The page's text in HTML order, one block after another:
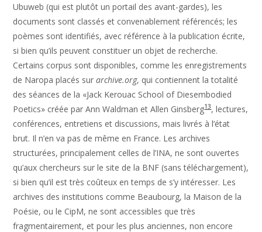
Ubuweb (qui est plutôt un portail des avant-gardes), les
documents sont classés et convenablement référencés; les
poèmes sont identifiés, avec référence à la publication écrite,
si bien qu’ils peuvent constituer un objet de recherche.
Certains corpus sont disponibles, comme les enregistrements
de Naropa placés surarchive.org, qui contiennent la totalité
des séances de la «Jack Kerouac School of Diesembodied
Poetics» créée par Ann Waldman et Allen Ginsberg13, lectures,
conférences, entretiens et discussions, mais livrés à l’état
brut. Il n’en va pas de même en France. Les archives
structurées, principalement celles de l’INA, ne sont ouvertes
qu’aux chercheurs sur le site de la BNF (sans téléchargement),
si bien qu’il est très coûteux en temps de s’y intéresser. Les
archives des institutions comme Beaubourg, la Maison de la
Poésie, ou le CipM, ne sont accessibles que très
fragmentairement, et pour les plus anciennes, non encore